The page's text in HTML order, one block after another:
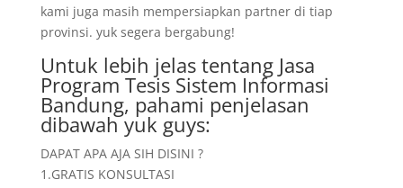
kami juga masih mempersiapkan partner di tiap
provinsi. yuk segera bergabung!
Untuk lebih jelas tentang Jasa
Program Tesis Sistem Informasi
Bandung, pahami penjelasan
dibawah yuk guys:
DAPAT APA AJA SIH DISINI ?
1.GRATIS KONSULTASI